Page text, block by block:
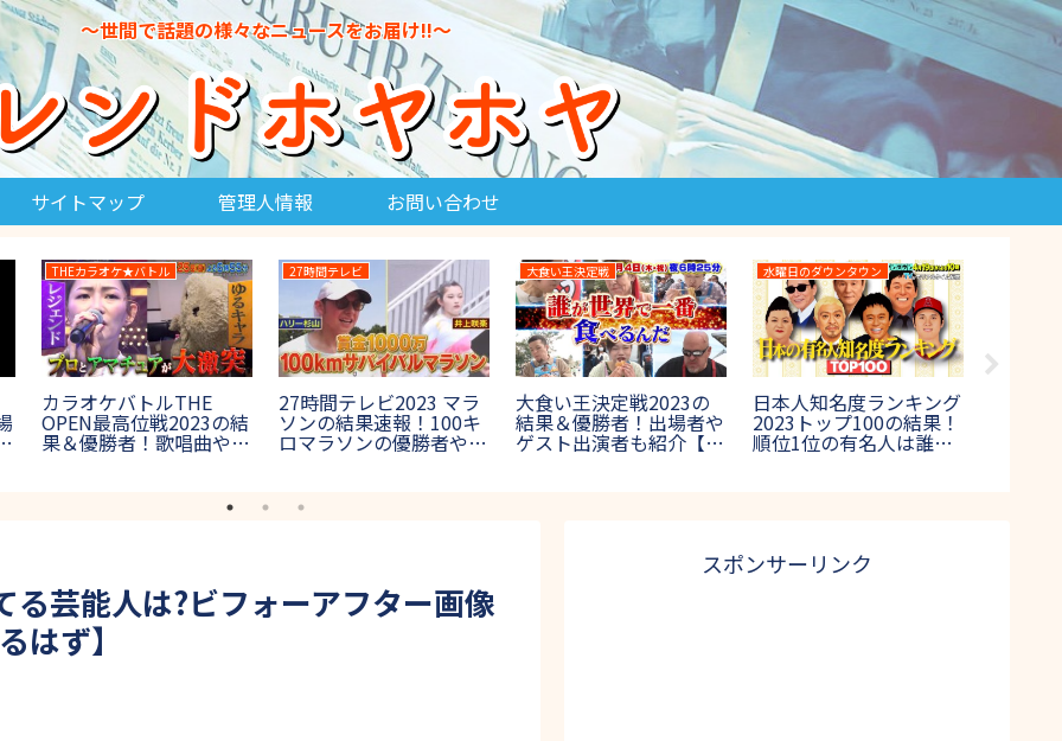
～世間で話題の様々なニュースをお届け!!～
サイトマップ 管理人情報 お問い合わせ
THE鬼タイジ
THE鬼タイジ(鬼退
治)2024の結果！ラスボ
ス鬼の正体やネタバレ
消えた天才
国母和宏が消えた天才
SPで現在世界一に!腰パ
ン騒動の真相を初告白!
マツコの知らない世界
マツコの知らない世界で
全国激ウマ納豆一覧!聖
地が東京?場所は?
27時間テレビ
27時間テレビ400m走サ
バイバルの結果！優勝者
や出場者は誰？ワイナイ
芸能人は?ビフォーアフター画像
はず】
スポンサーリンク